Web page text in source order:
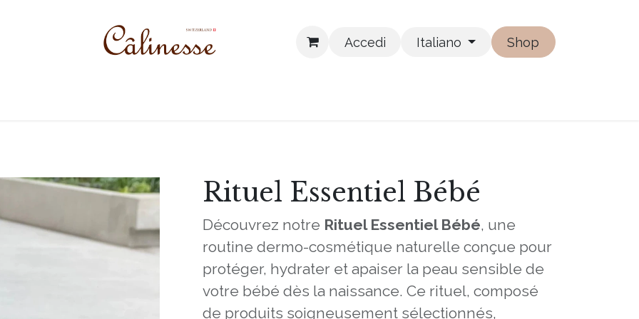
Accedi Italiano Shop
Rituel Essentiel Bébé
Découvrez notre Rituel Essentiel Bébé, une
routine dermo-cosmétique naturelle conçue pour
protéger, hydrater et apaiser la peau sensible de
votre bébé dès la naissance. Ce rituel, composé
de produits soigneusement sélectionnés,